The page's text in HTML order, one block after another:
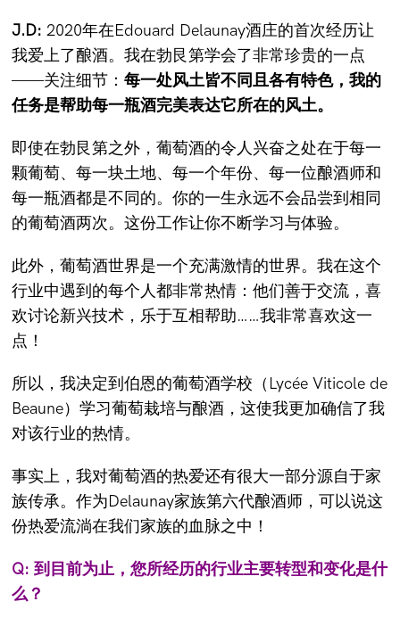
J.D: 2020年在Edouard Delaunay酒庄的首次经历让
我爱上了酿酒。我在勃艮第学会了非常珍贵的一点
——关注细节：每一处风土皆不同且各有特色，我的
任务是帮助每一瓶酒完美表达它所在的风土。
即使在勃艮第之外，葡萄酒的令人兴奋之处在于每一
颗葡萄、每一块土地、每一个年份、每一位酿酒师和
每一瓶酒都是不同的。你的一生永远不会品尝到相同
的葡萄酒两次。这份工作让你不断学习与体验。
此外，葡萄酒世界是一个充满激情的世界。我在这个
行业中遇到的每个人都非常热情：他们善于交流，喜
欢讨论新兴技术，乐于互相帮助……我非常喜欢这一
点！
所以，我决定到伯恩的葡萄酒学校（Lycée Viticole de
Beaune）学习葡萄栽培与酿酒，这使我更加确信了我
对该行业的热情。
事实上，我对葡萄酒的热爱还有很大一部分源自于家
族传承。作为Delaunay家族第六代酿酒师，可以说这
份热爱流淌在我们家族的血脉之中！
Q: 到目前为止，您所经历的行业主要转型和变化是什
么？